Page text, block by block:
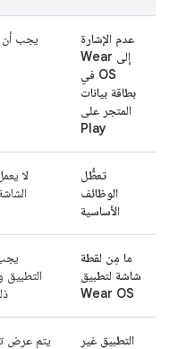
عدم الإشارة
إلى Wear
OS في
بطاقة بيانات
المتجر على
Play
يجب أن
تعطُّل
الوظائف
الأساسية
لا
ما مِن لقطة
شاشة لتطبيق
Wear OS
التطبيق غير
يتم عرض